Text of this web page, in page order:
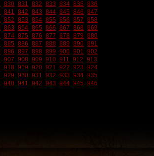
830 831 832 833 834 835 836
841 842 843 844 845 846 847
852 853 854 855 856 857 858
863 864 865 866 867 868 869
874 875 876 877 878 879 880
885 886 887 888 889 890 891
896 897 898 899 900 901 902
907 908 909 910 911 912 913
918 919 920 921 922 923 924
929 930 931 932 933 934 935
940 941 942 943 944 945 946